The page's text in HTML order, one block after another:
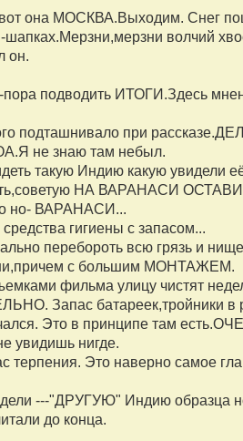
вот она МОСКВА.Выходим. Снег
-шапках.Мерзни,мерзни волчий
он.
пора подводить ИТОГИ.Здесь
подташнивало при
не знаю там небыл.
такую Индию какую увидели
НА ВАРАНАСИ
но- ВАРАНАСИ...
гигиены с запасом...
перебороть всю грязь и
с большим МОНТАЖЕМ.
фильма улицу чистят
Запас батареек,тройники в
Это в принципе там
увидишь нигде.
терпения. Это наверно самое
---"ДРУГУЮ" Индию образца
до конца.